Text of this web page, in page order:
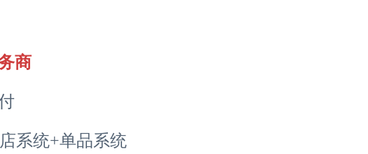
商
系统+单品系统